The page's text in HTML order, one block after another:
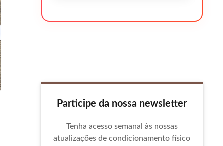
Participe da nossa newsletter
Tenha acesso semanal às nossas
atualizações de condicionamento físico